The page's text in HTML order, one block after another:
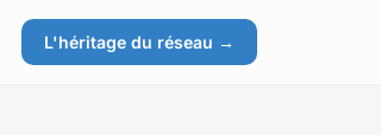
L'héritage du réseau →